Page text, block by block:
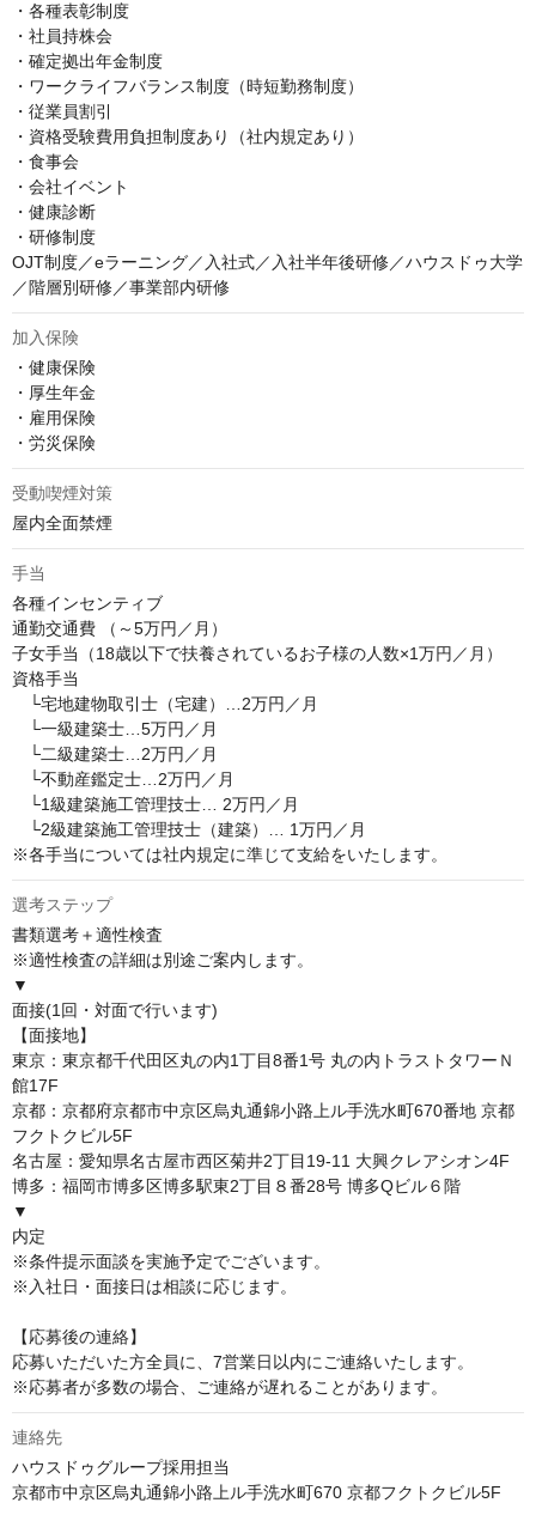
・各種表彰制度
・社員持株会
・確定拠出年金制度
・ワークライフバランス制度（時短勤務制度）
・従業員割引
・資格受験費用負担制度あり（社内規定あり）
・食事会
・会社イベント
・健康診断
・研修制度
OJT制度／eラーニング／入社式／入社半年後研修／ハウスドゥ大学
／階層別研修／事業部内研修
加入保険
・健康保険
・厚生年金
・雇用保険
・労災保険
受動喫煙対策
屋内全面禁煙
手当
各種インセンティブ
通勤交通費 （～5万円／月）
子女手当（18歳以下で扶養されているお子様の人数×1万円／月）
資格手当
└宅地建物取引士（宅建）…2万円／月
└一級建築士…5万円／月
└二級建築士…2万円／月
└不動産鑑定士…2万円／月
└1級建築施工管理技士… 2万円／月
└2級建築施工管理技士（建築）… 1万円／月
※各手当については社内規定に準じて支給をいたします。
選考ステップ
書類選考＋適性検査
※適性検査の詳細は別途ご案内します。
▼
面接(1回・対面で行います)
【面接地】
東京：東京都千代田区丸の内1丁目8番1号 丸の内トラストタワーＮ
館17F
京都：京都府京都市中京区烏丸通錦小路上ル手洗水町670番地 京都
フクトクビル5F
名古屋：愛知県名古屋市西区菊井2丁目19-11 大興クレアシオン4F
博多：福岡市博多区博多駅東2丁目８番28号 博多Qビル６階
▼
内定
※条件提示面談を実施予定でございます。
※入社日・面接日は相談に応じます。
【応募後の連絡】
応募いただいた方全員に、7営業日以内にご連絡いたします。
※応募者が多数の場合、ご連絡が遅れることがあります。
連絡先
ハウスドゥグループ採用担当
京都市中京区烏丸通錦小路上ル手洗水町670 京都フクトクビル5F